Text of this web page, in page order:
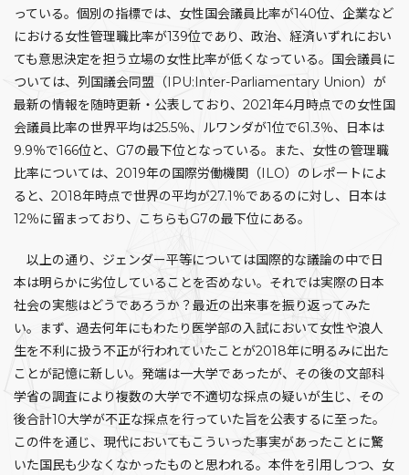
っている。個別の指標では、女性国会議員比率が140位、企業など
における女性管理職比率が139位であり、政治、経済いずれにおい
ても意思決定を担う立場の女性比率が低くなっている。国会議員に
ついては、列国議会同盟（IPU:Inter-Parliamentary Union）が
最新の情報を随時更新・公表しており、2021年4月時点での女性国
会議員比率の世界平均は25.5％、ルワンダが1位で61.3％、日本は
9.9％で166位と、G7の最下位となっている。また、女性の管理職
比率については、2019年の国際労働機関（ILO）のレポートによ
ると、2018年時点で世界の平均が27.1％であるのに対し、日本は
12％に留まっており、こちらもG7の最下位にある。
以上の通り、ジェンダー平等については国際的な議論の中で日
本は明らかに劣位していることを否めない。それでは実際の日本
社会の実態はどうであろうか？最近の出来事を振り返ってみた
い。まず、過去何年にもわたり医学部の入試において女性や浪人
生を不利に扱う不正が行われていたことが2018年に明るみに出た
ことが記憶に新しい。発端は一大学であったが、その後の文部科
学省の調査により複数の大学で不適切な採点の疑いが生じ、その
後合計10大学が不正な採点を行っていた旨を公表するに至った。
この件を通じ、現代においてもこういった事実があったことに驚
いた国民も少なくなかったものと思われる。本件を引用しつつ、女